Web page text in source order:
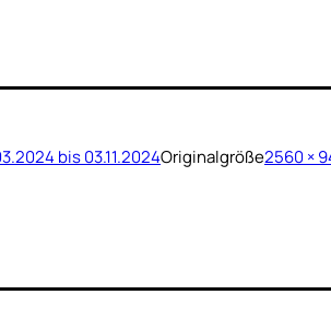
bis 03.11.2024Originalgröße2560 ×